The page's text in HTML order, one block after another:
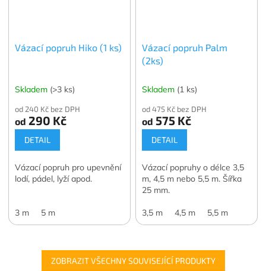
Vázací popruh Hiko (1 ks)
Skladem (>3 ks)
od 240 Kč bez DPH
od 290 Kč
DETAIL
Vázací popruh pro upevnění
lodí, pádel, lyží apod.
3 m 5 m
Vázací popruh Palm
(2ks)
Skladem (1 ks)
od 475 Kč bez DPH
od 575 Kč
DETAIL
Vázací popruhy o délce 3,5
m, 4,5 m nebo 5,5 m. Šířka
25 mm.
3,5 m 4,5 m 5,5 m
ZOBRAZIT VŠECHNY SOUVISEJÍCÍ PRODUKTY